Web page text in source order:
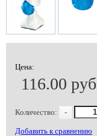
Цена:
116.00 руб
Количество: -
Добавить к сравнению